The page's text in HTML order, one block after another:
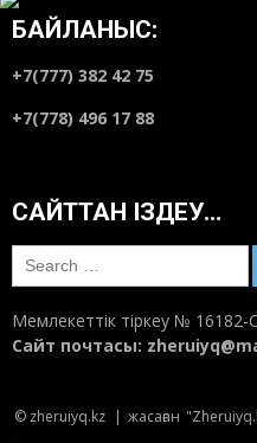
БАЙЛАНЫС:
+7(777) 382 42 75
+7(778) 496 17 88
САЙТТАН ІЗДЕУ…
Search
for:
Мемлекеттік тіркеу № 16182-
Сайт почтасы:
© zheruiyq.kz | жасаған